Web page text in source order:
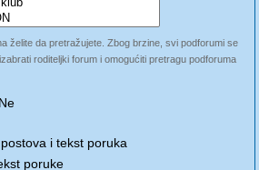
želite da pretražujete. Zbog brzine, svi podforumi se
roditeljki forum i omogućiti pretragu podforuma
Ne
i tekst poruka
poruke